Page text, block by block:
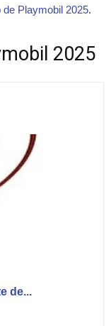
de Playmobil 2025.
2025
de...